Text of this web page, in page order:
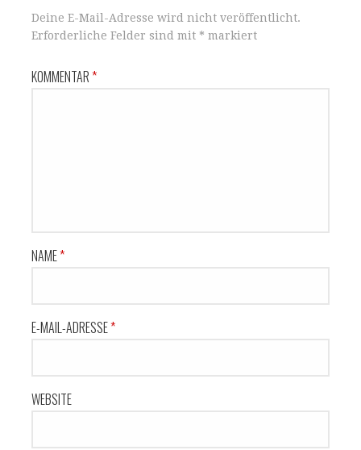
Deine E-Mail-Adresse wird nicht veröffentlicht.
Erforderliche Felder sind mit * markiert
KOMMENTAR*
NAME*
E-MAIL-ADRESSE*
WEBSITE